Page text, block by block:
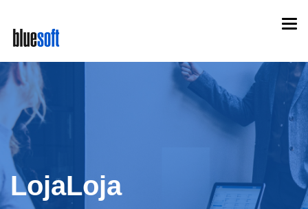
main
content
LojaLoja